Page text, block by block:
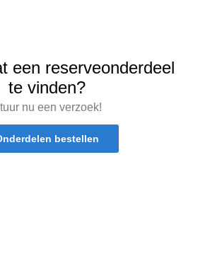
een reserveonderdeel
te vinden?
nu een verzoek!
bestellen